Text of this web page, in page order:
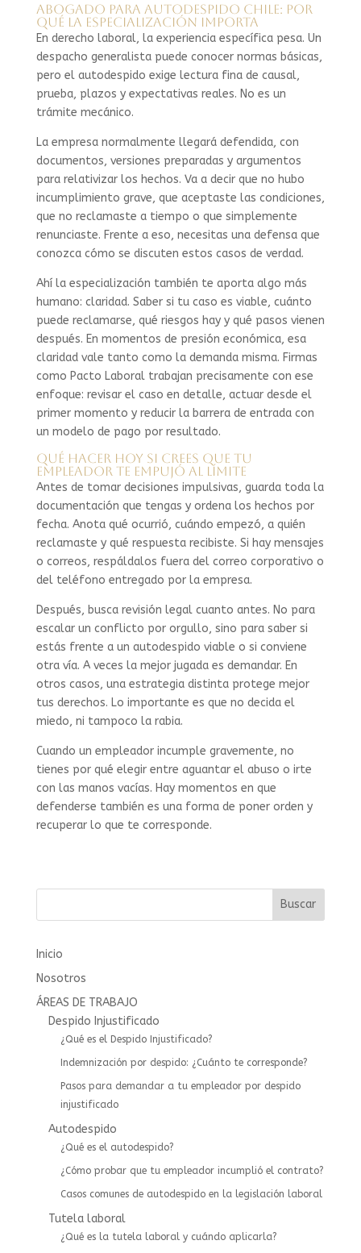
Abogado para autodespido Chile: por
qué la especialización importa
En derecho laboral, la experiencia específica pesa. Un
despacho generalista puede conocer normas básicas,
pero el autodespido exige lectura fina de causal,
prueba, plazos y expectativas reales. No es un
trámite mecánico.
La empresa normalmente llegará defendida, con
documentos, versiones preparadas y argumentos
para relativizar los hechos. Va a decir que no hubo
incumplimiento grave, que aceptaste las condiciones,
que no reclamaste a tiempo o que simplemente
renunciaste. Frente a eso, necesitas una defensa que
conozca cómo se discuten estos casos de verdad.
Ahí la especialización también te aporta algo más
humano: claridad. Saber si tu caso es viable, cuánto
puede reclamarse, qué riesgos hay y qué pasos vienen
después. En momentos de presión económica, esa
claridad vale tanto como la demanda misma. Firmas
como Pacto Laboral trabajan precisamente con ese
enfoque: revisar el caso en detalle, actuar desde el
primer momento y reducir la barrera de entrada con
un modelo de pago por resultado.
Qué hacer hoy si crees que tu
empleador te empujó al límite
Antes de tomar decisiones impulsivas, guarda toda la
documentación que tengas y ordena los hechos por
fecha. Anota qué ocurrió, cuándo empezó, a quién
reclamaste y qué respuesta recibiste. Si hay mensajes
o correos, respáldalos fuera del correo corporativo o
del teléfono entregado por la empresa.
Después, busca revisión legal cuanto antes. No para
escalar un conflicto por orgullo, sino para saber si
estás frente a un autodespido viable o si conviene
otra vía. A veces la mejor jugada es demandar. En
otros casos, una estrategia distinta protege mejor
tus derechos. Lo importante es que no decida el
miedo, ni tampoco la rabia.
Cuando un empleador incumple gravemente, no
tienes por qué elegir entre aguantar el abuso o irte
con las manos vacías. Hay momentos en que
defenderse también es una forma de poner orden y
recuperar lo que te corresponde.
Buscar
Inicio
Nosotros
ÁREAS DE TRABAJO
Despido Injustificado
¿Qué es el Despido Injustificado?
Indemnización por despido: ¿Cuánto te corresponde?
Pasos para demandar a tu empleador por despido
injustificado
Autodespido
¿Qué es el autodespido?
¿Cómo probar que tu empleador incumplió el contrato?
Casos comunes de autodespido en la legislación laboral
Tutela laboral
¿Qué es la tutela laboral y cuándo aplicarla?